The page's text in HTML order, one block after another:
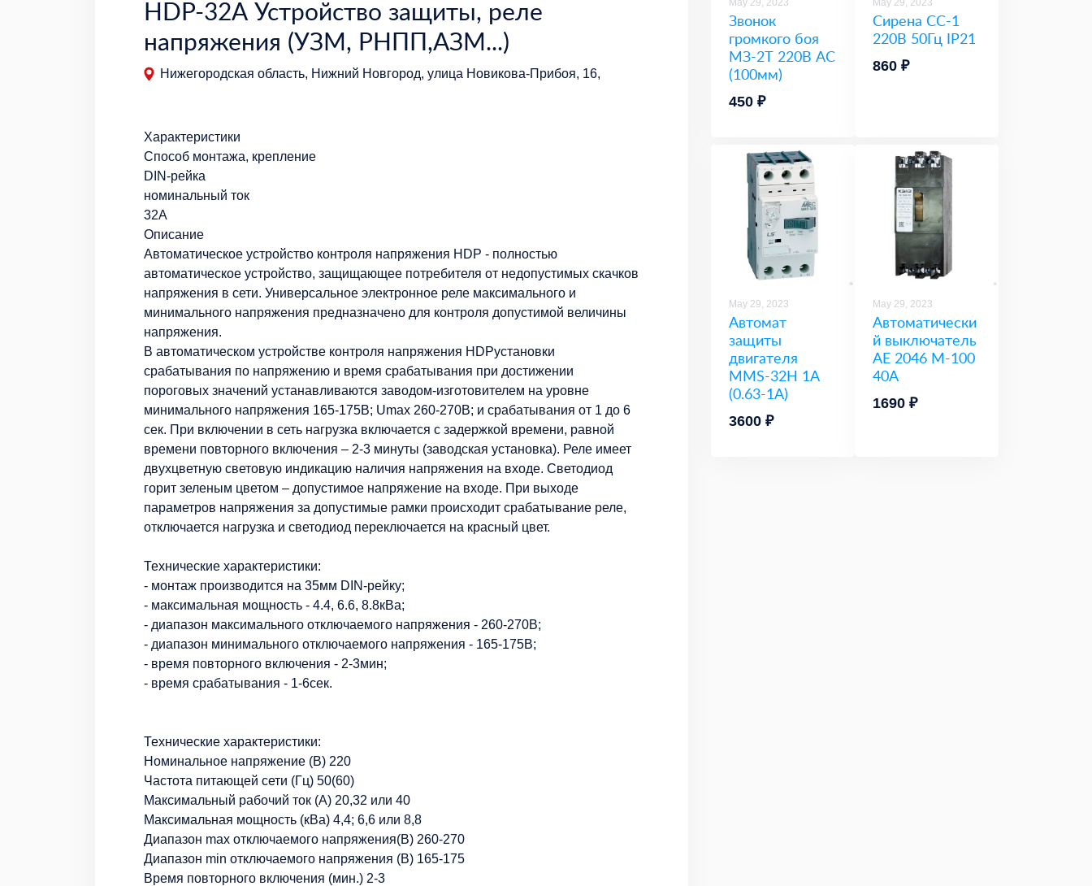
HDP-32А Устройство защиты, реле
напряжения (УЗМ, РНПП,АЗМ...)
Нижегородская область, Нижний Новгород, улица Новикова-Прибоя, 16,
Характеристики
Способ монтажа, крепление
DIN-рейка
номинальный ток
32А
Описание
Автоматическое устройство контроля напряжения HDP - полностью
автоматическое устройство, защищающее потребителя от недопустимых скачков
напряжения в сети. Универсальное электронное реле максимального и
минимального напряжения предназначено для контроля допустимой величины
напряжения.
В автоматическом устройстве контроля напряжения HDPустановки
срабатывания по напряжению и время срабатывания при достижении
пороговых значений устанавливаются заводом-изготовителем на уровне
минимального напряжения 165-175B; Umax 260-270B; и срабатывания от 1 до 6
сек. При включении в сеть нагрузка включается с задержкой времени, равной
времени повторного включения – 2-3 минуты (заводская установка). Реле имеет
двухцветную световую индикацию наличия напряжения на входе. Светодиод
горит зеленым цветом – допустимое напряжение на входе. При выходе
параметров напряжения за допустимые рамки происходит срабатывание реле,
отключается нагрузка и светодиод переключается на красный цвет.
Технические характеристики:
- монтаж производится на 35мм DIN-рейку;
- максимальная мощность - 4.4, 6.6, 8.8кВа;
- диапазон максимального отключаемого напряжения - 260-270В;
- диапазон минимального отключаемого напряжения - 165-175В;
- время повторного включения - 2-3мин;
- время срабатывания - 1-6сек.
Технические характеристики:
Номинальное напряжение (В) 220
Частота питающей сети (Гц) 50(60)
Максимальный рабочий ток (А) 20,32 или 40
Максимальная мощность (кВа) 4,4; 6,6 или 8,8
Диапазон max отключаемого напряжения(В) 260-270
Диапазон min отключаемого напряжения (В) 165-175
Время повторного включения (мин.) 2-3
May 29, 2023
Звонок
громкого боя
МЗ-2Т 220В АС
(100мм)
450 ₽
May 29, 2023
Сирена СС-1
220В 50Гц IP21
860 ₽
May 29, 2023
Автомат
защиты
двигателя
MMS-32H 1A
(0.63-1A)
3600 ₽
May 29, 2023
Автоматически
й выключатель
АЕ 2046 М-100
40А
1690 ₽